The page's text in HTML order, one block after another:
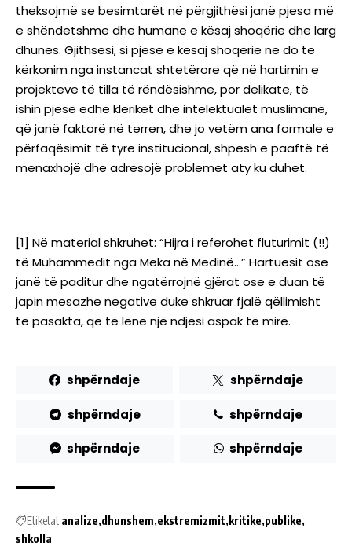
theksojmë se besimtarët në përgjithësi janë pjesa më
e shëndetshme dhe humane e kësaj shoqërie dhe larg
dhunës. Gjithsesi, si pjesë e kësaj shoqërie ne do të
kërkonim nga instancat shtetërore që në hartimin e
projekteve të tilla të rëndësishme, por delikate, të
ishin pjesë edhe klerikët dhe intelektualët muslimanë,
që janë faktorë në terren, dhe jo vetëm ana formale e
përfaqësimit të tyre institucional, shpesh e paaftë të
menaxhojë dhe adresojë problemet aty ku duhet.
[1] Në material shkruhet: “Hijra i referohet fluturimit (!!)
të Muhammedit nga Meka në Medinë…” Hartuesit ose
janë të paditur dhe ngatërrojnë gjërat ose e duan të
japin mesazhe negative duke shkruar fjalë qëllimisht
të pasakta, që të lënë një ndjesi aspak të mirë.
shpërndaje shpërndaje
shpërndaje shpërndaje
shpërndaje shpërndaje
Etiketat analize dhunshem ekstremizmit kritike publike
shkolla